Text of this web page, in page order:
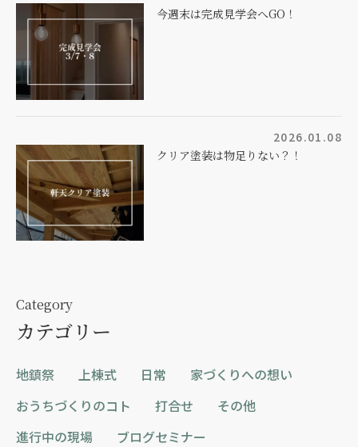
今週末は完成見学会へGO！
2026.01.08
クリア塗装は物足りない？！
Category
カテゴリー
地鎮祭 上棟式 日常
家づくりへの想い
おうちづくりのコト
打合せ
その他
進行中の現場
ブログセミナー